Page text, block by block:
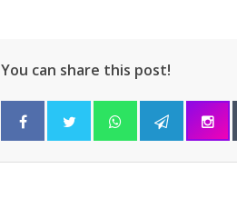
You can share this post!